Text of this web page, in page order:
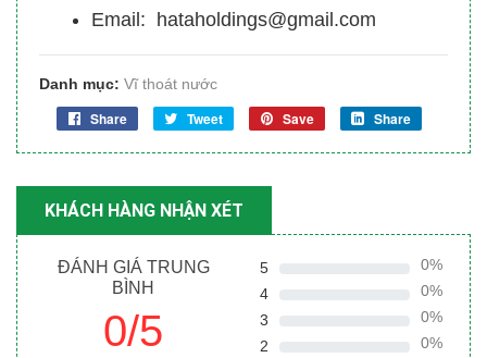
Email: hataholdings@gmail.com
Danh mục: Vĩ thoát nước
Share Tweet Save Share
KHÁCH HÀNG NHẬN XÉT
ĐÁNH GIÁ TRUNG
BÌNH
0/5
5
0%
4
0%
3
0%
2
0%